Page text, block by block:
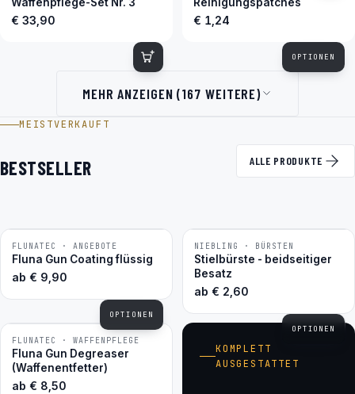
€ 33,90 € 1,24
OPTIONEN
MEHR ANZEIGEN (167 WEITERE)
MEISTVERKAUFT
BESTSELLER ALLE PRODUKTE
BESTSELLER
FLUNATEC · ANGEBOTE
Fluna Gun Coating flüssig
ab € 9,90
OPTIONEN
BESTSELLER
NIEBLING · BÜRSTEN
Stielbürste - beidseitiger
Besatz
ab € 2,60
OPTIONEN
BESTSELLER
FLUNATEC · WAFFENPFLEGE
Fluna Gun Degreaser
(Waffenentfetter)
ab € 8,50
KOMPLETT
AUSGESTATTET